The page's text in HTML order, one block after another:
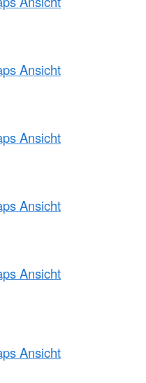
Ansicht
Ansicht
Ansicht
Ansicht
Ansicht